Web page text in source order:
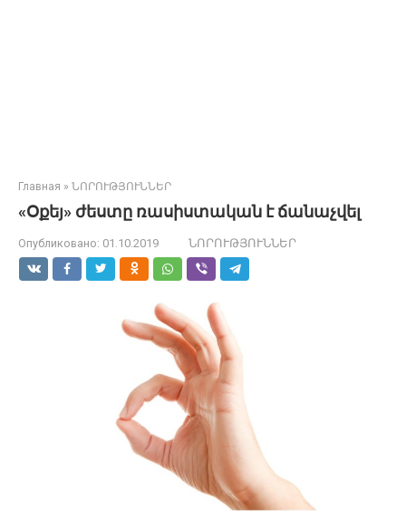
Главная » ՆՈՐՈՒԹՅՈՒՆՆԵՐ
«Օքեյ» ժեստը ռասիստական է ճանաչվել
Опубликовано: 01.10.2019 ՆՈՐՈՒԹՅՈՒՆՆԵՐ